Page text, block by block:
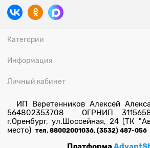
Категории
Информация
Личный кабинет
ИП Веретенников Алексей
564802353708 ОГРНИП
г.Оренбург, ул.Шоссейная, 24 (ТК
место) тел. 88002001036, (3532) 487-056